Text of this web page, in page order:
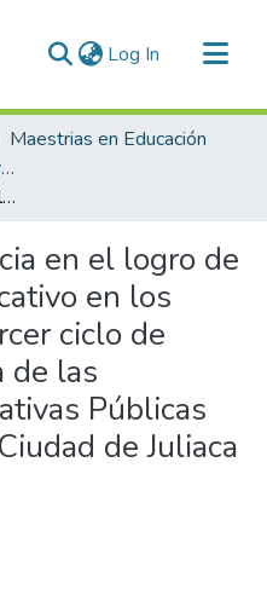
Log In (current)
Maestrias en Educación
Mención en: Investigación y Docencia en Educación Superior
Tándem y su eficacia en el logro de aprendizaje significativo en los estudiantes del tercer ciclo de educación primaria de las Instituciones Educativas Públicas del Cercado de la Ciudad de Juliaca en el año 2021
en el logro de
en los
ciclo de
de las
Públicas
de Juliaca